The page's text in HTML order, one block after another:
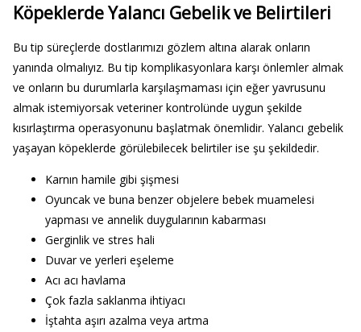
Köpeklerde Yalancı Gebelik ve Belirtileri
Bu tip süreçlerde dostlarımızı gözlem altına alarak onların
yanında olmalıyız. Bu tip komplikasyonlara karşı önlemler almak
ve onların bu durumlarla karşılaşmaması için eğer yavrusunu
almak istemiyorsak veteriner kontrolünde uygun şekilde
kısırlaştırma operasyonunu başlatmak önemlidir. Yalancı gebelik
yaşayan köpeklerde görülebilecek belirtiler ise şu şekildedir.
Karnın hamile gibi şişmesi
Oyuncak ve buna benzer objelere bebek muamelesi
yapması ve annelik duygularının kabarması
Gerginlik ve stres hali
Duvar ve yerleri eşeleme
Acı acı havlama
Çok fazla saklanma ihtiyacı
İştahta aşırı azalma veya artma